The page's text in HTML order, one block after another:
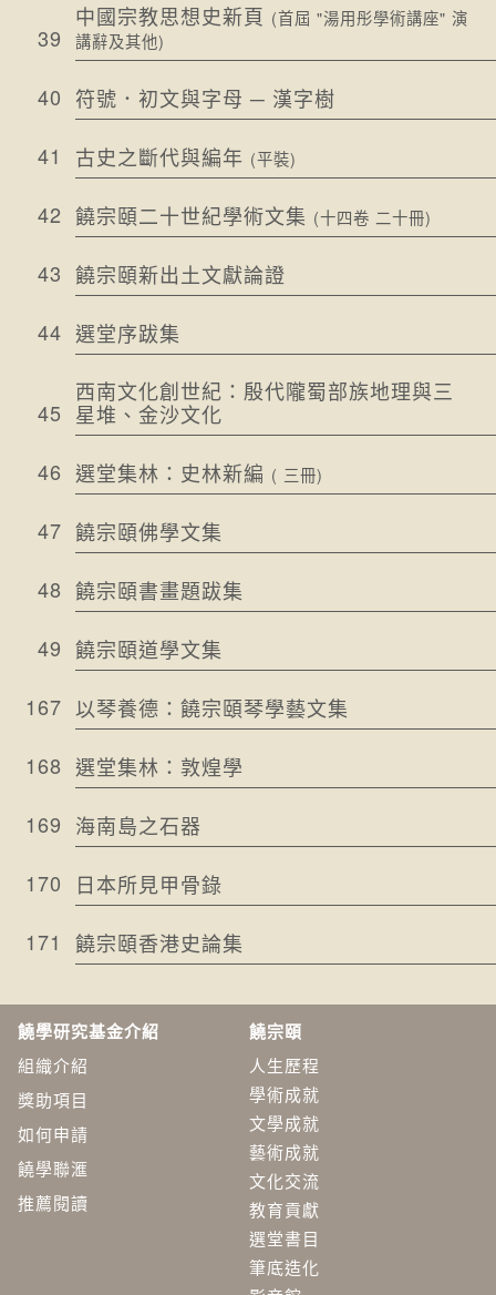
39
中國宗教思想史新頁 (首屆 "湯用彤學術講座" 演
講辭及其他)
40 符號．初文與字母 ─ 漢字樹
41
古史之斷代與編年 (平裝)
42 饒宗頤二十世紀學術文集 (十四卷 二十冊)
43 饒宗頤新出土文獻論證
44 選堂序跋集
45
西南文化創世紀：殷代隴蜀部族地理與三
星堆、金沙文化
46 選堂集林：史林新編 ( 三冊)
47 饒宗頤佛學文集
48 饒宗頤書畫題跋集
49 饒宗頤道學文集
167 以琴養德：饒宗頤琴學藝文集
168 選堂集林：敦煌學
169 海南島之石器
170
日本所見甲骨錄
171
饒宗頤香港史論集
饒學研究基金介紹
組織介紹
獎助項目
如何申請
饒學聯滙
推薦閱讀
饒宗頤
人生歷程
學術成就
文學成就
藝術成就
文化交流
教育貢獻
選堂書目
筆底造化